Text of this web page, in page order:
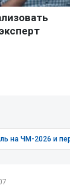
на ЧМ-2026 и